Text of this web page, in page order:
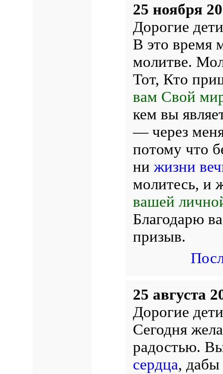
25 ноября
Дорогие
В это время
молитве.
Тот, Кто
вам Свой
кем вы
— через
потому что
ни жизни
молитесь, и
вашей
Благодарю
призыв.
25 августа
Дорогие
Сегодня
радостью.
сердца, дабы